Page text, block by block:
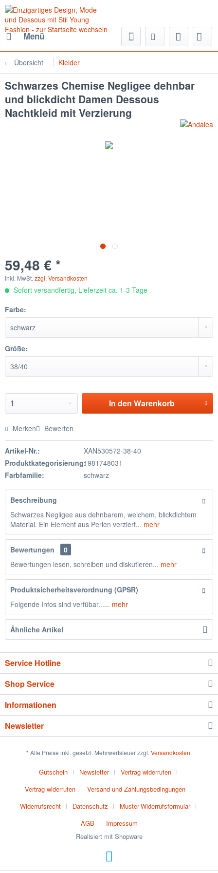
Menü
Übersicht Kleider
Schwarzes Chemise Negligee dehnbar
und blickdicht Damen Dessous
Nachtkleid mit Verzierung
59,48 € *
inkl. MwSt. zzgl. Versandkosten
Sofort versandfertig, Lieferzeit ca. 1-3 Tage
Farbe:
Größe:
In den Warenkorb
Merken Bewerten
Artikel-Nr.:
XAN530572-38-40
Produktkategorisierung:1981748031
Farbfamilie:
schwarz
Beschreibung
Schwarzes Negligee aus dehnbarem, weichem, blickdichtem
Material. Ein Element aus Perlen verziert... mehr
Bewertungen
0
Bewertungen lesen, schreiben und diskutieren... mehr
Produktsicherheitsverordnung (GPSR)
Folgende Infos sind verfübar...... mehr
Ähnliche Artikel
Service Hotline
Shop Service
Informationen
Newsletter
* Alle Preise inkl. gesetzl. Mehrwertsteuer zzgl. Versandkosten.
Gutschein Newsletter
Vertrag widerrufen
Vertrag widerrufen
Versand und Zahlungsbedingungen
Widerrufsrecht
Datenschutz
Muster-Widerrufsformular
AGB
Impressum
Realisiert mit Shopware